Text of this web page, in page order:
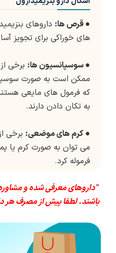
●قرص ها: داروهای
های خوراکی برای تجویز
●سوسپانسیون ها: برخی
ممکن است به صورت
که فرمول های مایعی
به تکان دادن دارند.
●کرم های موضعی: برخی
می توان به صورت کرم یا
فرموله کرد.
"داروهای معرفی شده و
باشند. لطفا پیش از مصرف هر